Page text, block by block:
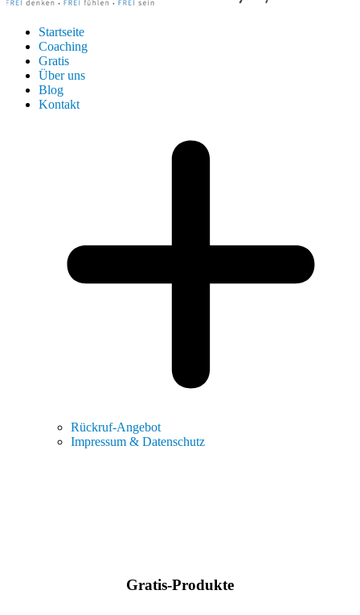
Startseite
Coaching
Gratis
Über uns
Blog
Kontakt
Rückruf-Angebot
Impressum & Datenschutz
Gratis-Produkte